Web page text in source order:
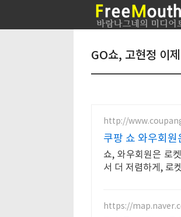
GO쇼, 고현정 이
http://
쿠팡 쇼 와우회
쇼, 와우회원은 로
서 더 저렴하게, 로
https://